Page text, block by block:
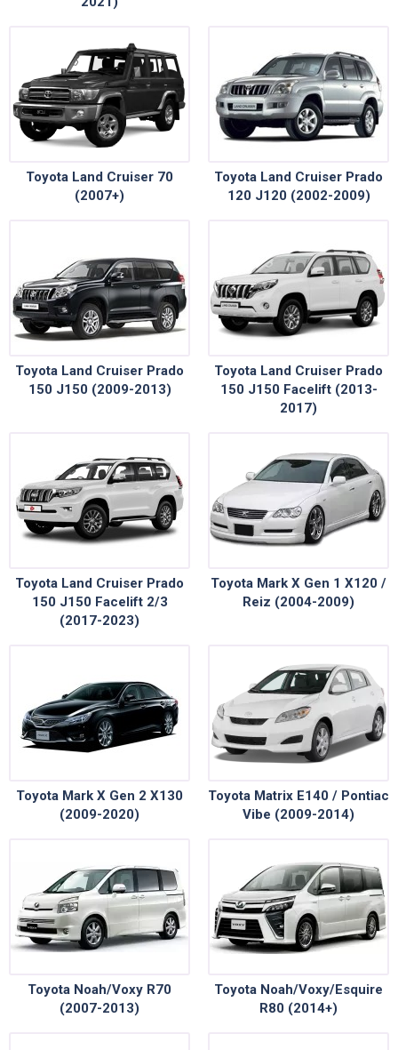
Toyota Land Cruiser 70
(2007+)
Toyota Land Cruiser Prado
120 J120 (2002-2009)
Toyota Land Cruiser Prado
150 J150 (2009-2013)
Toyota Land Cruiser Prado
150 J150 Facelift (2013-
2017)
Toyota Land Cruiser Prado
150 J150 Facelift 2/3
(2017-2023)
Toyota Mark X Gen 1 X120 /
Reiz (2004-2009)
Toyota Mark X Gen 2 X130
(2009-2020)
Toyota Matrix E140 / Pontiac
Vibe (2009-2014)
Toyota Noah/Voxy R70
(2007-2013)
Toyota Noah/Voxy/Esquire
R80 (2014+)